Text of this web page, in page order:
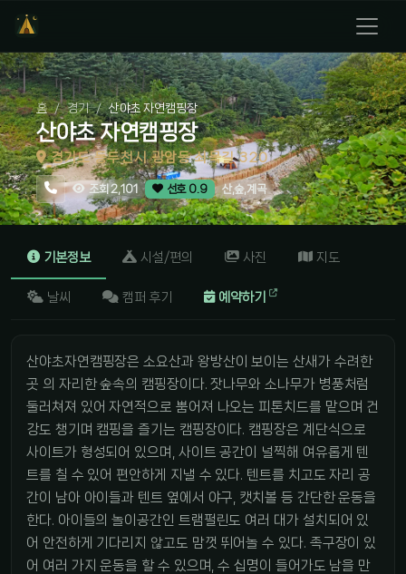
홈 경기 산야초 자연캠핑장
산야초 자연캠핑장
경기도 동두천시 광암동 쇠목길 320
조회 2,101 선호 0.9 산,숲,계곡
기본정보 시설/편의 사진 지도
날씨 캠퍼 후기 예약하기
산야초자연캠핑장은 소요산과 왕방산이 보이는 산새가 수려한
곳 의 자리한 숲속의 캠핑장이다. 잣나무와 소나무가 병풍처럼
둘러쳐져 있어 자연적으로 뿜어져 나오는 피톤치드를 맡으며 건
강도 챙기며 캠핑을 즐기는 캠핑장이다. 캠핑장은 계단식으로
사이트가 형성되어 있으며, 사이트 공간이 널찍해 여유롭게 텐
트를 칠 수 있어 편안하게 지낼 수 있다. 텐트를 치고도 자리 공
간이 남아 아이들과 텐트 옆에서 야구, 캣치볼 등 간단한 운동을
한다. 아이들의 놀이공간인 트램펄린도 여러 대가 설치되어 있
어 안전하게 기다리지 않고도 맘껏 뛰어놀 수 있다. 족구장이 있
어 여러 가지 운동을 할 수 있으며, 수 십명이 들어가도 남을 만